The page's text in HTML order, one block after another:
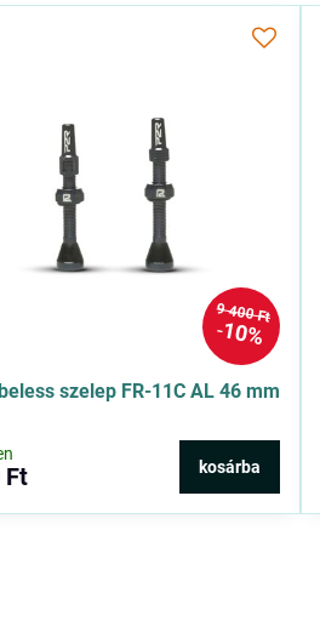
9 400 Ft
10%
szelep FR-11C AL 46 mm
Ft kosárba